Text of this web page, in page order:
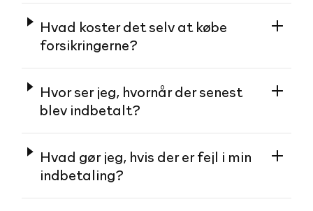
Hvad koster det selv at købe
forsikringerne?
Hvor ser jeg, hvornår der senest
blev indbetalt?
Hvad gør jeg, hvis der er fejl i min
indbetaling?